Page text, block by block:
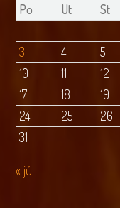
Po
Ut St
3
4 5
10
11 12
17
18 19
24
25 26
31
« júl